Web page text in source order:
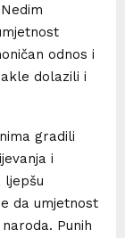
odnos i
dolazili i
gradili
i
ljepšu
da umjetnost
Punih